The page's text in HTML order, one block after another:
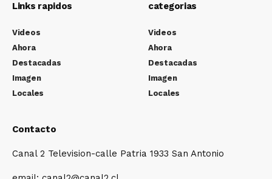
Links rapidos
Videos
Ahora
Destacadas
Imagen
Locales
categorias
Videos
Ahora
Destacadas
Imagen
Locales
Contacto
Canal 2 Television-calle Patria 1933 San Antonio